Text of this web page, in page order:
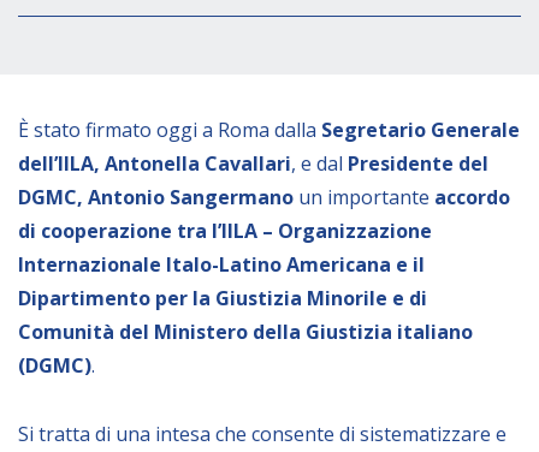
Giustizia e Sicurezza
EUROsociAL
EL PAcCTO
EUROFRONT
COPOLAD III
AL-INVEST Verde
È stato firmato oggi a Roma dalla Segretario Generale
dell’IILA, Antonella Cavallari, e dal Presidente del
DGMC, Antonio Sangermano un importante accordo
di cooperazione tra l’IILA – Organizzazione
Internazionale Italo-Latino Americana e il
Dipartimento per la Giustizia Minorile e di
Comunità del Ministero della Giustizia italiano
(DGMC).
Si tratta di una intesa che consente di sistematizzare e